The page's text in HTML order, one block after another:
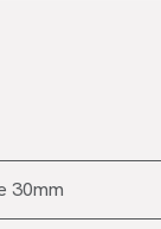
30mm